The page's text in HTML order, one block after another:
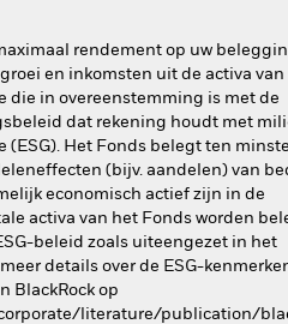
rendement op uw
en inkomsten uit de activa van
die in overeenstemming is met de
dat rekening houdt met
(ESG). Het Fonds belegt ten
(bijv. aandelen) van
economisch actief zijn in de
activa van het Fonds worden
beleid zoals uiteengezet in het
details over de ESG-
BlackRock op
literature/publication/